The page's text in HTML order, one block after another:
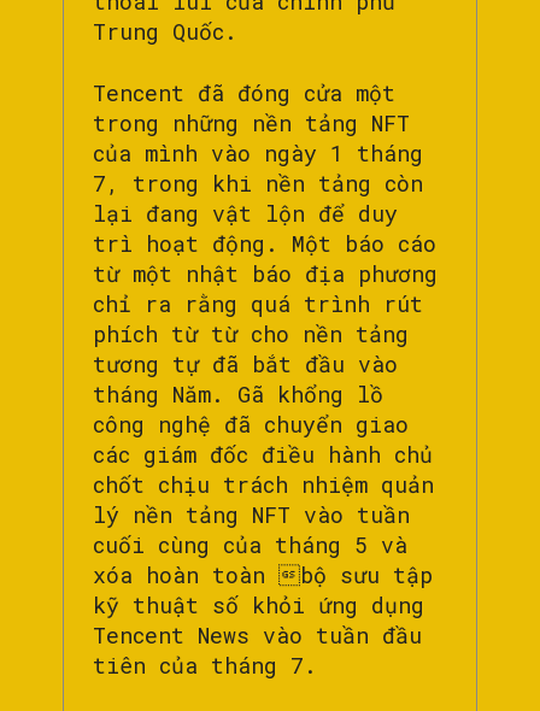
Trung Quốc.
Tencent đã đóng cửa một
trong những nền tảng NFT
của mình vào ngày 1 tháng
7, trong khi nền tảng còn
lại đang vật lộn để duy
trì hoạt động. Một báo cáo
từ một nhật báo địa phương
chỉ ra rằng quá trình rút
phích từ từ cho nền tảng
tương tự đã bắt đầu vào
tháng Năm. Gã khổng lồ
công nghệ đã chuyển giao
các giám đốc điều hành chủ
chốt chịu trách nhiệm quản
lý nền tảng NFT vào tuần
cuối cùng của tháng 5 và
xóa hoàn toàn bộ sưu tập
kỹ thuật số khỏi ứng dụng
Tencent News vào tuần đầu
tiên của tháng 7.